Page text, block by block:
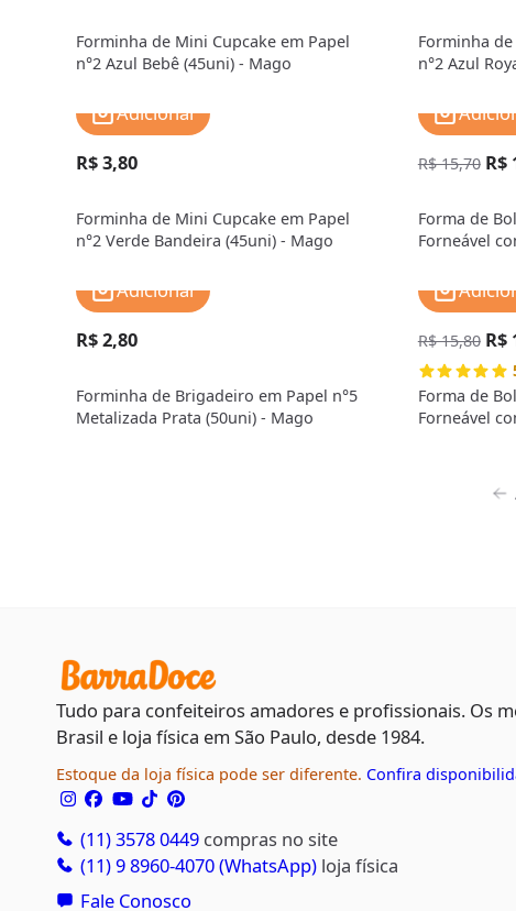
Forminha de Mini Cupcake em Papel
n°2 Azul Bebê (45uni) - Mago
Forminha
n°2 Azul
R$ 3,80
Forminha de Mini Cupcake em Papel
n°2 Verde Bandeira (45uni) - Mago
Adicionar
R$ 15,70 R$
Forma de
Forneável
R$ 2,80
Forminha de Brigadeiro em Papel n°5
Metalizada Prata (50uni) - Mago
Adicionar
R$ 15,80 R$
Forma de
Forneável
Tudo para confeiteiros amadores e profissionais. Os
Brasil e loja física em São Paulo, desde 1984.
Estoque da loja física pode ser diferente. Confira
(11) 3578 0449 compras no site
(11) 9 8960-4070 (WhatsApp) loja física
Fale Conosco